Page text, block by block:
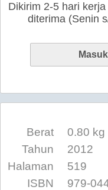
Dikirim 2-5 hari
diterima (Senin
Berat
0.80 kg
Tahun
2012
Halaman
519
ISBN
979-